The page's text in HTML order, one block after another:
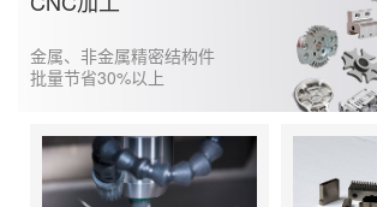
金属、非金属精密结构件
批量节省30%以上